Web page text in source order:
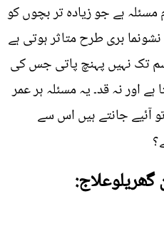
ہے جو زیادہ تر بچوں کو
بری طرح متاثر ہوتی ہے
تک نہیں پہنچ پاتی جس کی
اور نہ قد۔ یہ مسئلہ ہر عمر
آئیے جانتے ہیں اس سے